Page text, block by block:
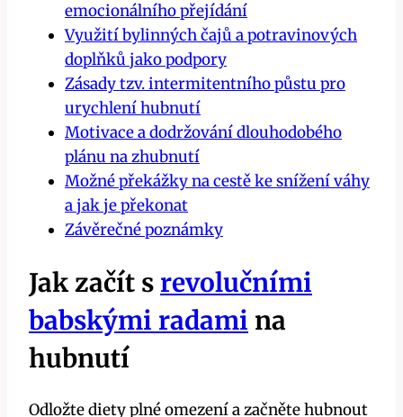
emocionálního​ přejídání
Využití bylinných čajů a potravinových
doplňků ⁢jako podpory
Zásady tzv. intermitentního půstu pro
⁢urychlení‍ hubnutí
Motivace a dodržování‌ dlouhodobého
plánu na zhubnutí
Možné překážky‍ na cestě ke ‌snížení váhy
‍a jak je překonat
Závěrečné poznámky
Jak začít s revolučními
babskými radami na
hubnutí
Odložte diety plné omezení a začněte hubnout‍